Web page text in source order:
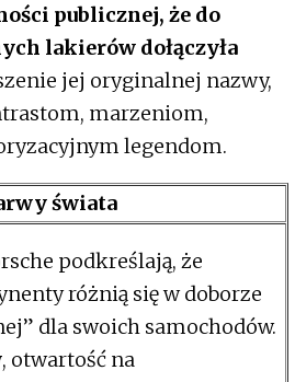
publicznej, że do
lakierów dołączyła
jej oryginalnej nazwy,
marzeniom,
legendom.
świata
podkreślają, że
różnią się w doborze
dla swoich samochodów.
, otwartość na